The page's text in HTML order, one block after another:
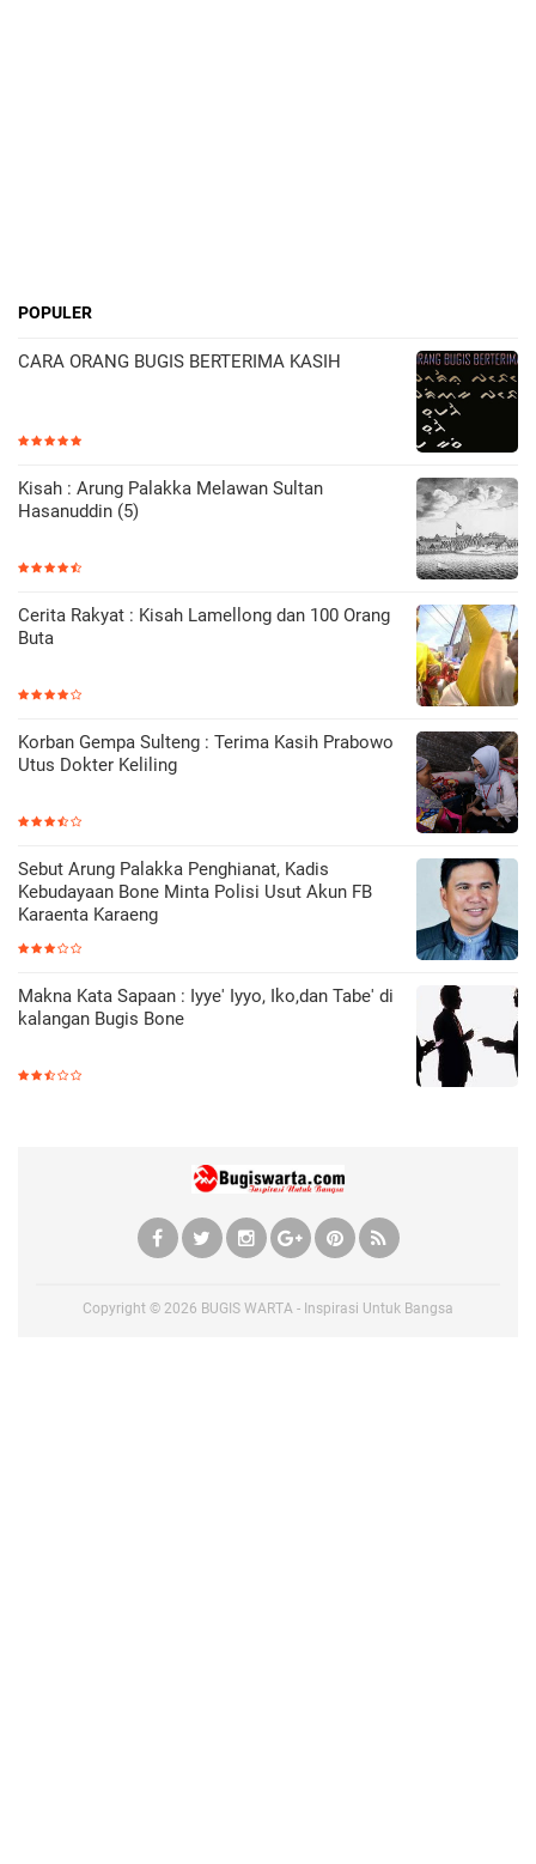
POPULER
CARA ORANG BUGIS BERTERIMA KASIH
Kisah : Arung Palakka Melawan Sultan
Hasanuddin (5)
Cerita Rakyat : Kisah Lamellong dan 100 Orang
Buta
Korban Gempa Sulteng : Terima Kasih Prabowo
Utus Dokter Keliling
Sebut Arung Palakka Penghianat, Kadis
Kebudayaan Bone Minta Polisi Usut Akun FB
Karaenta Karaeng
Makna Kata Sapaan : Iyye' Iyyo, Iko,dan Tabe' di
kalangan Bugis Bone
Copyright © 2026 BUGIS WARTA - Inspirasi Untuk Bangsa